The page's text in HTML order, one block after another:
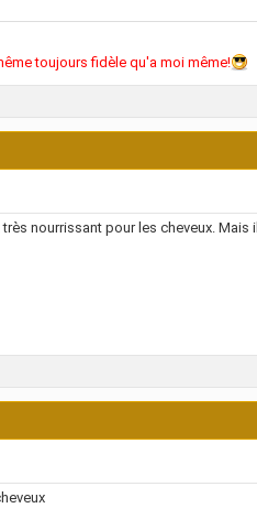
toujours fidèle qu'a moi même!
nourrissant pour les cheveux.